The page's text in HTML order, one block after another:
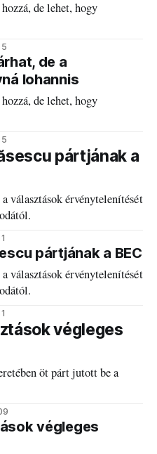
de lehet, hogy
de a
Iohannis
de lehet, hogy
pártjának a
választások érvénytelenítését
pártjának a BEC
választások érvénytelenítését
végleges
öt párt jutott be a
végleges